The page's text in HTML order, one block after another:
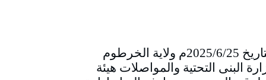
التاريخ 2025/6/25م ولاية الخرطوم
البنى التحتية والمواصلات هيئة